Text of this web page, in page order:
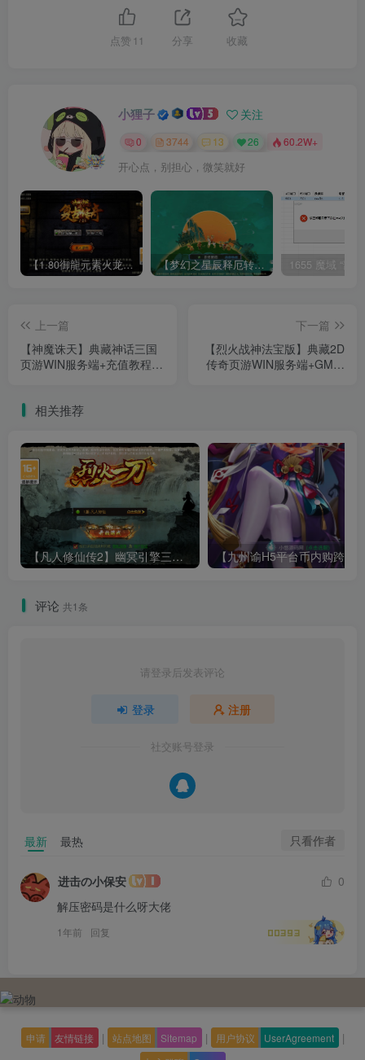
点赞 11 分享 收藏
小狸子 关注
0 3744 13 26 60.2W+
开心点，别担心，微笑就好
【1.80御龍元素火龙[摸摸登陆器]】战神引擎WIN服务端+GM工具+充值后台+双端+架设教程 【梦幻之星辰释厄转尊享挂机版】MT3换皮梦幻西游Linux服务端+GM后台+双端+源码+架设教程
上一篇
【神魔诛天】典藏神话三国
页游WIN服务端+充值教程
下一篇
【烈火战神法宝版】典藏2D
传奇页游WIN服务端+GM指
相关推荐
【凡人修仙传2】幽冥引擎三网H5游戏Win服务端+全套表+全套源码+运营管理后台+安卓+架设教程
评论 共1条
请登录后发表评论
登录 注册
社交账号登录
最新 最热 只看作者
进击の小保安
0
解压密码是什么呀大佬
1年前 回复 00393
申请 友情链接 | 站点地图 Sitemap | 用户协议 UserAgreement |